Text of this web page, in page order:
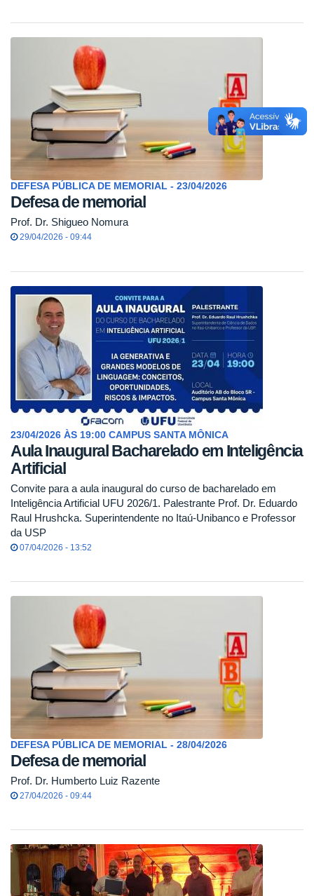
DEFESA PÚBLICA DE MEMORIAL - 23/04/2026
Defesa de memorial
Prof. Dr. Shigueo Nomura
29/04/2026 - 09:44
23/04/2026 ÀS 19:00 CAMPUS SANTA MÔNICA
Aula Inaugural Bacharelado em Inteligência
Artificial
Convite para a aula inaugural do curso de bacharelado em
Inteligência Artificial UFU 2026/1. Palestrante Prof. Dr. Eduardo
Raul Hrushcka. Superintendente no Itaú-Unibanco e Professor
da USP
07/04/2026 - 13:52
DEFESA PÚBLICA DE MEMORIAL - 28/04/2026
Defesa de memorial
Prof. Dr. Humberto Luiz Razente
27/04/2026 - 09:44